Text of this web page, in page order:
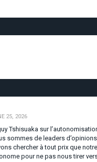
25, 2026
Tshisuaka sur
sommes de leaders
chercher à tout prix que
pour ne pas nous tirer